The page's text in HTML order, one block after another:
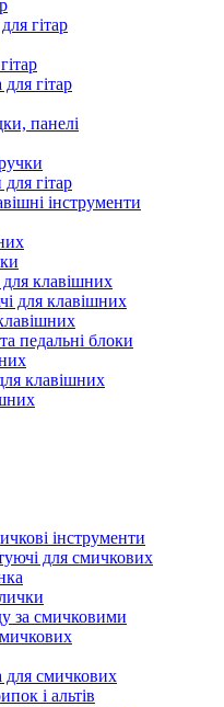
гітар
гітар
панелі
гітар
інструменти
клавішних
для клавішних
педальні блоки
клавішних
інструменти
для смичкових
за смичковими
для смичкових
і альтів